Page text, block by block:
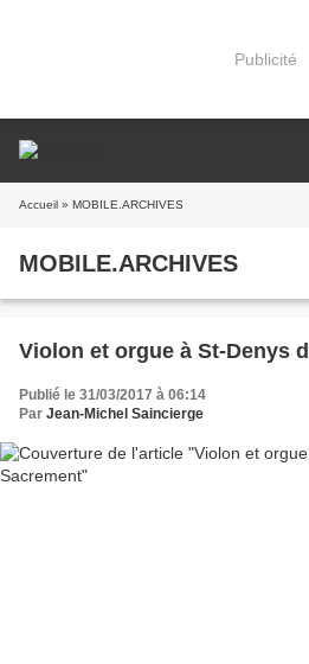
Publicité
Accueil » MOBILE.ARCHIVES
MOBILE.ARCHIVES
Violon et orgue à St-Denys
Publié le 31/03/2017 à 06:14
Par Jean-Michel Saincierge